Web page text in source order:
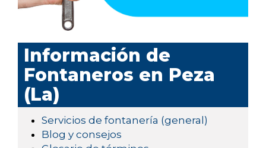
Información de
Fontaneros en Peza
(La)
Servicios de fontanería (general)
Blog y consejos